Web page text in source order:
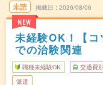
未読
NEW
掲載日 2026/08/06
未経験OK！【
での治験関連
職種未経験OK 交通費
派遣